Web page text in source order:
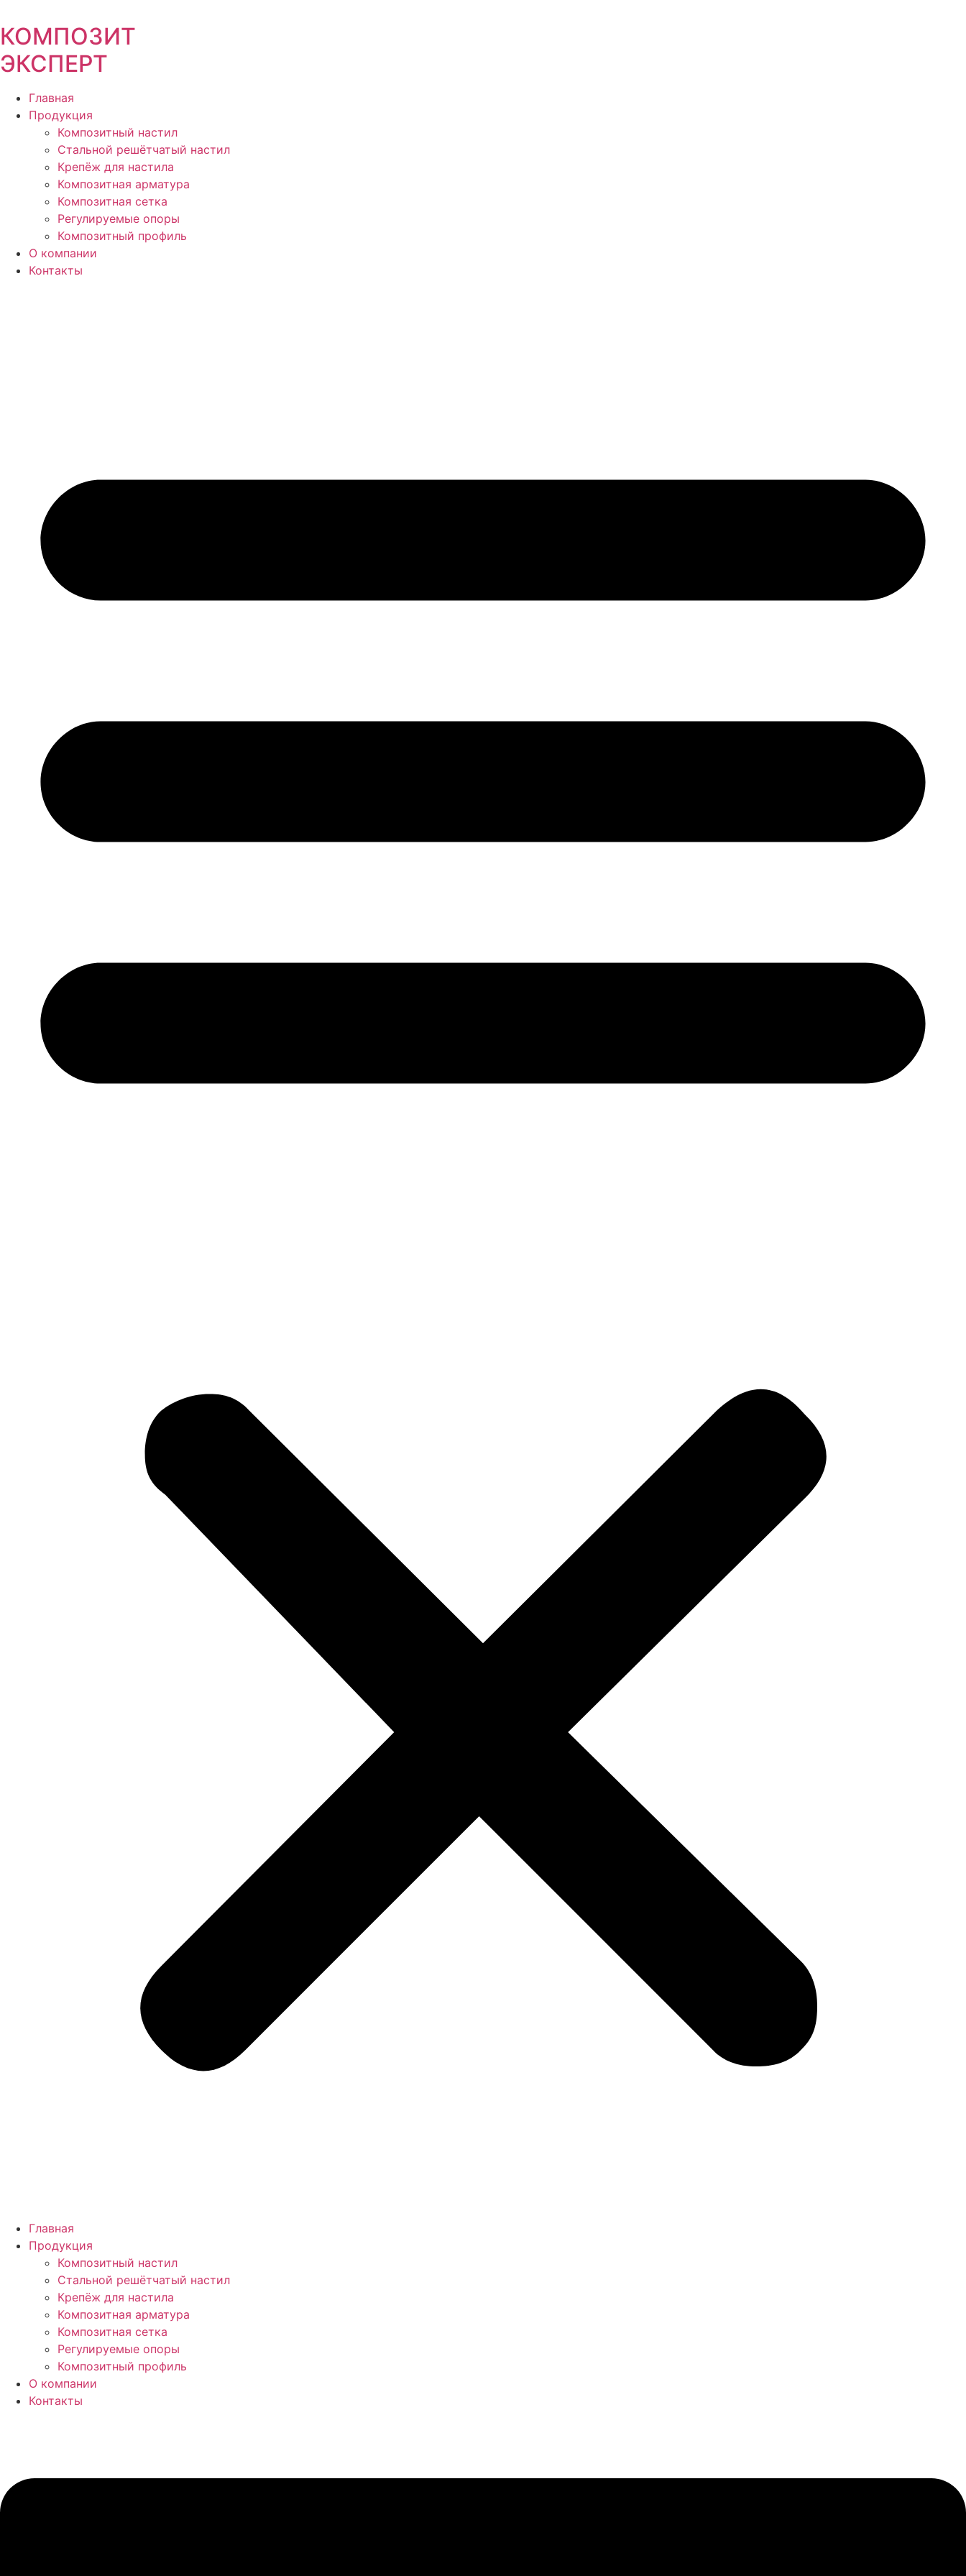
к
содержимому
КОМПОЗИТ
ЭКСПЕРТ
Главная
Продукция
Композитный настил
Стальной решётчатый настил
Крепёж для настила
Композитная арматура
Композитная сетка
Регулируемые опоры
Композитный профиль
О компании
Контакты
Главная
Продукция
Композитный настил
Стальной решётчатый настил
Крепёж для настила
Композитная арматура
Композитная сетка
Регулируемые опоры
Композитный профиль
О компании
Контакты